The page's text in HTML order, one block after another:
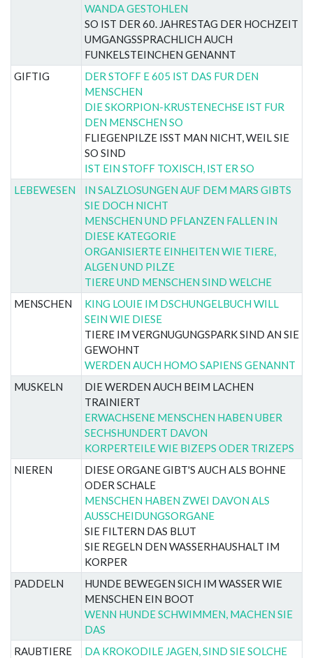
WANDA GESTOHLEN
SO IST DER 60. JAHRESTAG DER HOCHZEIT
UMGANGSSPRACHLICH AUCH
FUNKELSTEINCHEN GENANNT
GIFTIG
DER STOFF E 605 IST DAS FUR DEN
MENSCHEN
DIE SKORPION-KRUSTENECHSE IST FUR
DEN MENSCHEN SO
FLIEGENPILZE ISST MAN NICHT, WEIL SIE
SO SIND
IST EIN STOFF TOXISCH, IST ER SO
LEBEWESEN
IN SALZLOSUNGEN AUF DEM MARS GIBTS
SIE DOCH NICHT
MENSCHEN UND PFLANZEN FALLEN IN
DIESE KATEGORIE
ORGANISIERTE EINHEITEN WIE TIERE,
ALGEN UND PILZE
TIERE UND MENSCHEN SIND WELCHE
MENSCHEN
KING LOUIE IM DSCHUNGELBUCH WILL
SEIN WIE DIESE
TIERE IM VERGNUGUNGSPARK SIND AN SIE
GEWOHNT
WERDEN AUCH HOMO SAPIENS GENANNT
MUSKELN
DIE WERDEN AUCH BEIM LACHEN
TRAINIERT
ERWACHSENE MENSCHEN HABEN UBER
SECHSHUNDERT DAVON
KORPERTEILE WIE BIZEPS ODER TRIZEPS
NIEREN
DIESE ORGANE GIBT'S AUCH ALS BOHNE
ODER SCHALE
MENSCHEN HABEN ZWEI DAVON ALS
AUSSCHEIDUNGSORGANE
SIE FILTERN DAS BLUT
SIE REGELN DEN WASSERHAUSHALT IM
KORPER
PADDELN
HUNDE BEWEGEN SICH IM WASSER WIE
MENSCHEN EIN BOOT
WENN HUNDE SCHWIMMEN, MACHEN SIE
DAS
RAUBTIERE
DA KROKODILE JAGEN, SIND SIE SOLCHE